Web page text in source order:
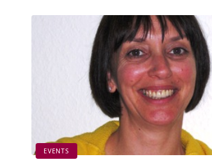
EVENTS